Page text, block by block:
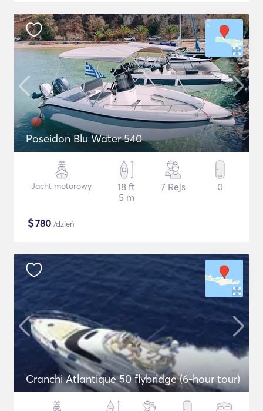
Poseidon Blu Water 540
Jacht motorowy
18 ft
5 m
7 Rejs 0
$780 /dzień
Cranchi Atlantique 50 flybridge (6-hour tour)